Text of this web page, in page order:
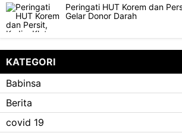
Peringati HUT Korem dan
Gelar Donor Darah
KATEGORI
Babinsa
Berita
covid 19